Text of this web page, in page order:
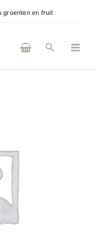
groenten en fruit
Zoeken